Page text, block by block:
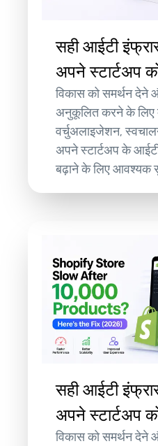
सही आईटी
अपने स्टार्टअप
विकास को समर्थन देने
अनुकूलित करने के लिए
वर्चुअलाइजेशन,
अपने स्टार्टअप के आईटी
बढ़ाने के लिए आवश्यक
सही आईटी
अपने स्टार्टअप
विकास को समर्थन देने